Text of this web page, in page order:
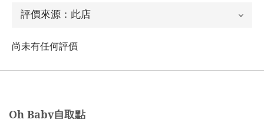
尚未有任何評價
Oh Baby自取點